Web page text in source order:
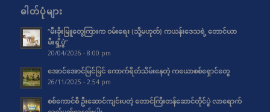
ဓါတ်ပုံများ
“မီးခိုးမြူတွေကြားက ဝမ်းရေး (သို့မဟုတ်) ကယန်းဒေသရဲ့ တောင်ယာ
မီးရှို့ပွဲ”
20/04/2026 - 8:00 pm
အောင်အောင်မြင်မြင် ကောက်ရိတ်သိမ်းနေတဲ့ ကယောစစ်ရှောင်တွေ
26/11/2025 - 2:54 pm
စစ်ကောင်စီ ဦးဆောင်ကျင်းပတဲ့ တောင်ကြီးတန်ဆောင်တိုင်ပွဲ လာရောက်